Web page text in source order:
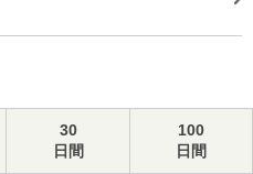
30
日間
100
日間